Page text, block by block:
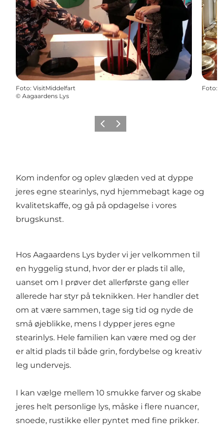
Foto: VisitMiddelfart
© Aagaardens Lys
Foto:
ForrigeNæste
Kom indenfor og oplev glæden ved at dyppe
jeres egne stearinlys, nyd hjemmebagt kage og
kvalitetskaffe, og gå på opdagelse i vores
brugskunst.
Hos Aagaardens Lys byder vi jer velkommen til
en hyggelig stund, hvor der er plads til alle,
uanset om I prøver det allerførste gang eller
allerede har styr på teknikken. Her handler det
om at være sammen, tage sig tid og nyde de
små øjeblikke, mens I dypper jeres egne
stearinlys. Hele familien kan være med og der
er altid plads til både grin, fordybelse og kreativ
leg undervejs.
I kan vælge mellem 10 smukke farver og skabe
jeres helt personlige lys, måske i flere nuancer,
snoede, rustikke eller pyntet med fine prikker.